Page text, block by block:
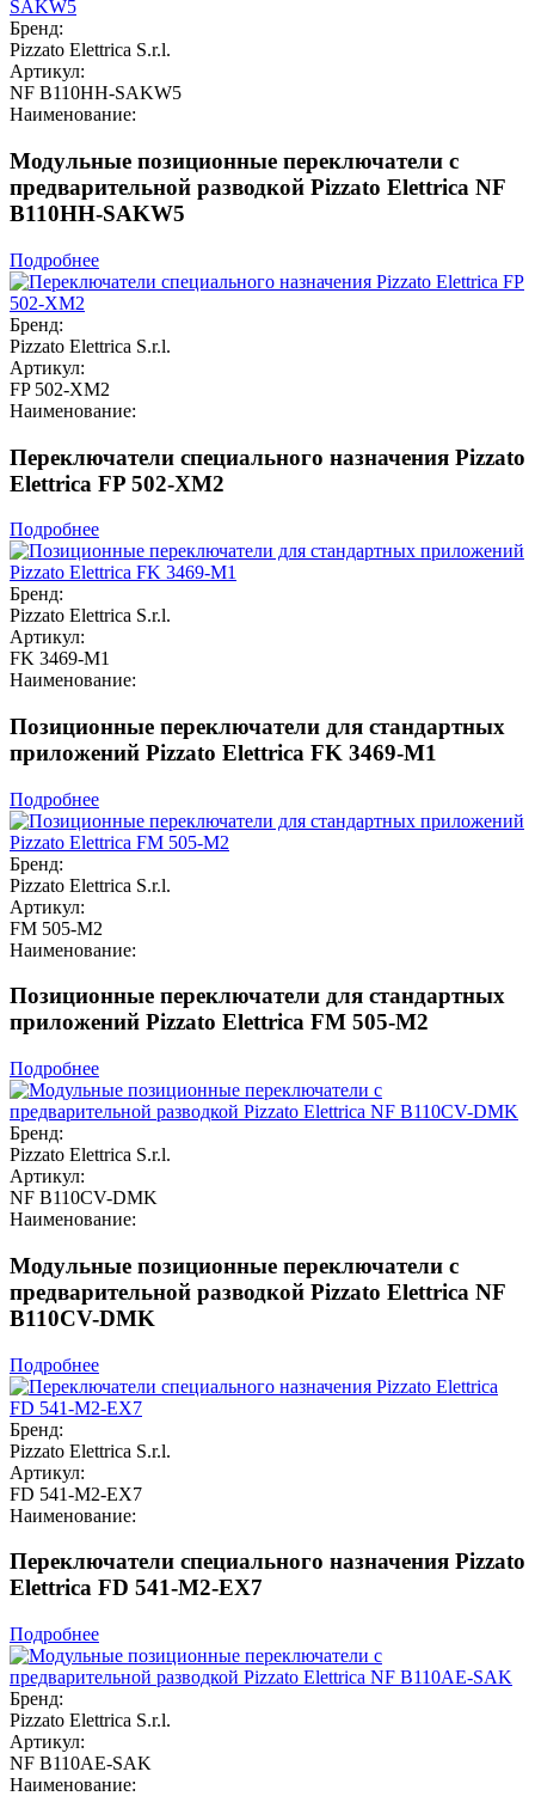
Бренд:
Pizzato Elettrica S.r.l.
Артикул:
NF B110HH-SAKW5
Наименование:
Модульные позиционные переключатели с
предварительной разводкой Pizzato Elettrica NF
B110HH-SAKW5
Подробнее
Бренд:
Pizzato Elettrica S.r.l.
Артикул:
FP 502-XM2
Наименование:
Переключатели специального назначения Pizzato
Elettrica FP 502-XM2
Подробнее
Бренд:
Pizzato Elettrica S.r.l.
Артикул:
FK 3469-M1
Наименование:
Позиционные переключатели для стандартных
приложений Pizzato Elettrica FK 3469-M1
Подробнее
Бренд:
Pizzato Elettrica S.r.l.
Артикул:
FM 505-M2
Наименование:
Позиционные переключатели для стандартных
приложений Pizzato Elettrica FM 505-M2
Подробнее
Бренд:
Pizzato Elettrica S.r.l.
Артикул:
NF B110CV-DMK
Наименование:
Модульные позиционные переключатели с
предварительной разводкой Pizzato Elettrica NF
B110CV-DMK
Подробнее
Бренд:
Pizzato Elettrica S.r.l.
Артикул:
FD 541-M2-EX7
Наименование:
Переключатели специального назначения Pizzato
Elettrica FD 541-M2-EX7
Подробнее
Бренд:
Pizzato Elettrica S.r.l.
Артикул:
NF B110AE-SAK
Наименование: